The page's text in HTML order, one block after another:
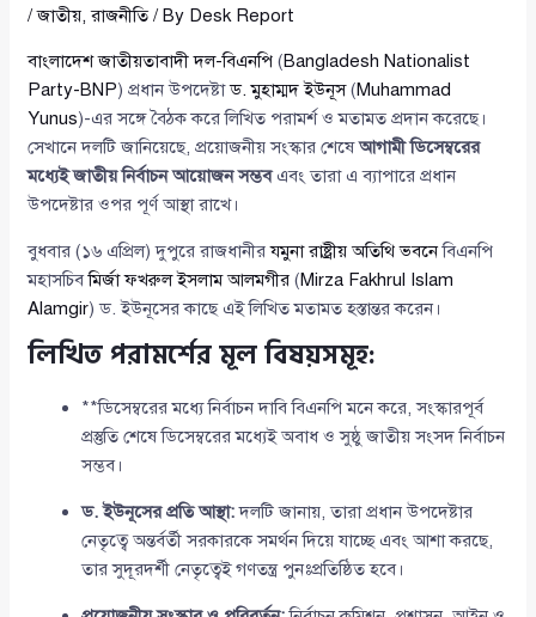
/জাতীয়,রাজনীতি/ By Desk Report
বাংলাদেশ জাতীয়তাবাদী দল-বিএনপি (Bangladesh Nationalist
Party-BNP) প্রধান উপদেষ্টাড. মুহাম্মদ ইউনূস(Muhammad
Yunus)-এর সঙ্গে বৈঠক করে লিখিত পরামর্শ ও মতামত প্রদান করেছে।
সেখানে দলটি জানিয়েছে, প্রয়োজনীয় সংস্কার শেষেআগামী ডিসেম্বরের
মধ্যেই জাতীয় নির্বাচন আয়োজন সম্ভবএবং তারা এ ব্যাপারে প্রধান
উপদেষ্টার ওপর পূর্ণ আস্থা রাখে।
বুধবার (১৬ এপ্রিল) দুপুরে রাজধানীরযমুনা রাষ্ট্রীয় অতিথি ভবনেবিএনপি
মহাসচিবমির্জা ফখরুল ইসলাম আলমগীর (Mirza Fakhrul Islam
Alamgir) ড. ইউনূসের কাছে এই লিখিত মতামত হস্তান্তর করেন।
লিখিত পরামর্শের মূল বিষয়সমূহ:
**ডিসেম্বরের মধ্যে নির্বাচন দাবি বিএনপি মনে করে, সংস্কারপূর্ব
প্রস্তুতি শেষে ডিসেম্বরের মধ্যেই অবাধ ও সুষ্ঠু জাতীয় সংসদ নির্বাচন
সম্ভব।
ড. ইউনূসের প্রতি আস্থা:দলটি জানায়, তারা প্রধান উপদেষ্টার
নেতৃত্বে অন্তর্বর্তী সরকারকে সমর্থন দিয়ে যাচ্ছে এবং আশা করছে,
তার সুদূরদর্শী নেতৃত্বেই গণতন্ত্র পুনঃপ্রতিষ্ঠিত হবে।